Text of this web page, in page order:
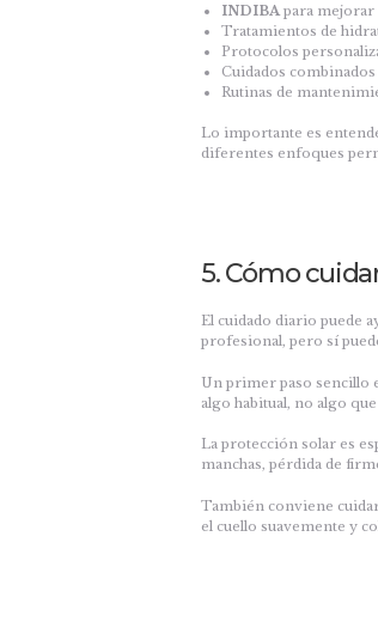
INDIBA para mejorar
Tratamientos de
Protocolos
Cuidados
Rutinas de
Lo importante es
diferentes enfoques
5. Cómo
El cuidado diario puede
profesional, pero sí
Un primer paso sencillo
algo habitual, no algo
La protección solar es
manchas, pérdida de
También conviene cuidar
el cuello suavemente y